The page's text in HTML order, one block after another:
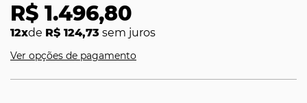
R$ 1.496,80
12xde R$ 124,73 sem juros
Ver opções de pagamento